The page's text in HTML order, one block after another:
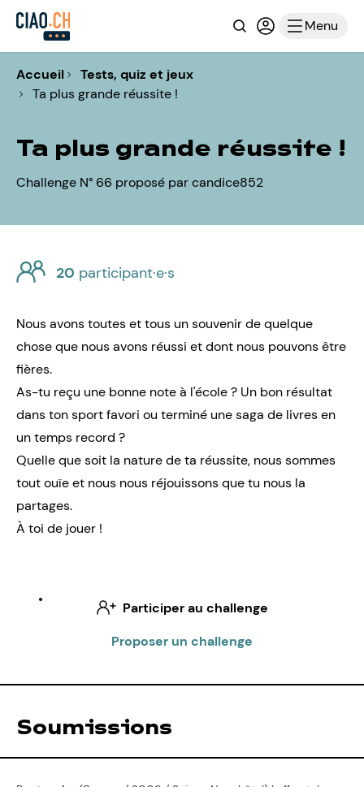
RechercheConnexion
Menu
Accueil
Tests, quiz et jeux
Ta plus grande réussite !
Ta plus grande réussite !
Challenge N° 66 proposé par candice852
20 participant·e·s
Nous avons toutes et tous un souvenir de quelque
chose que nous avons réussi et dont nous pouvons être
fières.
As-tu reçu une bonne note à l'école ? Un bon résultat
dans ton sport favori ou terminé une saga de livres en
un temps record ?
Quelle que soit la nature de ta réussite, nous sommes
tout ouïe et nous nous réjouissons que tu nous la
partages.
À toi de jouer !
Participer au challenge
Proposer un challenge
Soumissions